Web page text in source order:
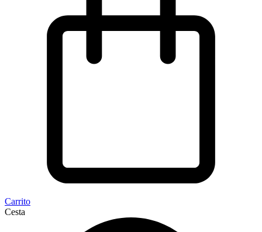
Carrito
Cesta